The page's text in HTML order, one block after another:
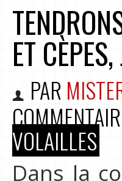
ET
PAR
VOLAILLES
Dans la